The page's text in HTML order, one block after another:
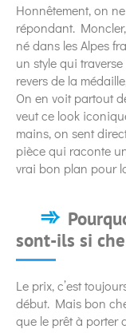
Honnêtement, on
répondant.
né dans les Alpes
un style qui
revers de la
On en voit partout
veut ce look
mains, on sent
pièce qui raconte
vrai bon plan pour
sont-ils si
Le prix, c’est
début. Mais bon
que le prêt à porter